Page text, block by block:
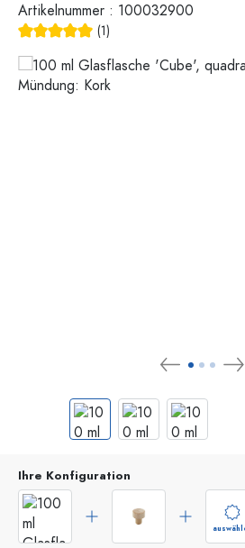
Artikelnummer : 100032900
(1)
Ihre Konfiguration